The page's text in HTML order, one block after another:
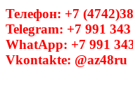
Телефон: +7
Telegram: +7 991
WhatApp: +7 991
Vkontakte: @az48ru